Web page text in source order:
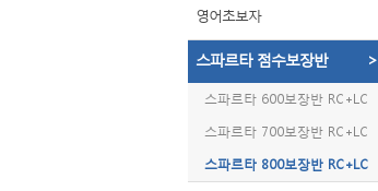
영어초보자
스파르타 점수보장반 >
스파르타 600보장반 RC+LC
스파르타 700보장반 RC+LC
스파르타 800보장반 RC+LC